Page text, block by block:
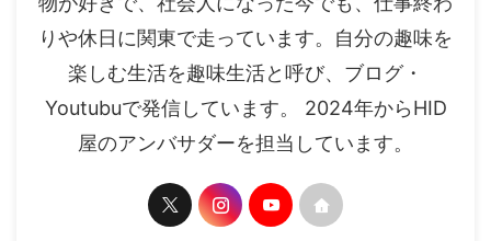
りや休日に関東で走っています。自分の趣味を
楽しむ生活を趣味生活と呼び、ブログ・
Youtubuで発信しています。 2024年からHID
屋のアンバサダーを担当しています。